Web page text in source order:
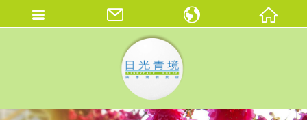
繁體中文
ENGLISH
THAI